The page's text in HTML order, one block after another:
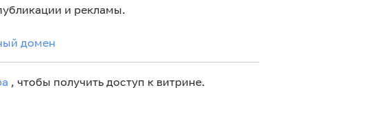
и рекламы.
домен
, чтобы получить доступ к витрине.